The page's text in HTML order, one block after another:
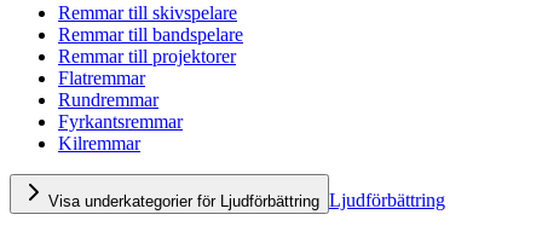
Remmar till skivspelare
Remmar till bandspelare
Remmar till projektorer
Flatremmar
Rundremmar
Fyrkantsremmar
Kilremmar
Visa underkategorier för Ljudförbättring Ljudförbättring